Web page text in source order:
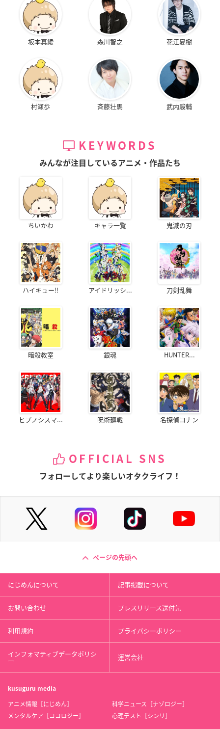
坂本真綾 森川智之 花江夏樹
村瀬歩 斉藤壮馬 武内駿輔
KEYWORDS
みんなが注目しているアニメ・作品たち
ちいかわ キャラ一覧 鬼滅の刃
ハイキュー!! アイドリッシ... 刀剣乱舞
暗殺教室 銀魂 HUNTER...
ヒプノシスマ... 呪術廻戦 名探偵コナン
OFFICIAL SNS
フォローしてより楽しいオタクライフ！
ページの先頭へ
にじめんについて 記事掲載について
お問い合わせ プレスリリース送付先
利用規約 プライバシーポリシー
インフォマティブデータポリシ
ー 運営会社
kusuguru media
アニメ情報［にじめん］
科学ニュース［ナゾロジー］
メンタルケア［ココロジー］
心理テスト［シンリ］